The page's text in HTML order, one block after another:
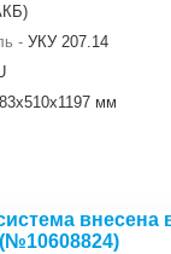
- УКУ 207.14
мм
внесена